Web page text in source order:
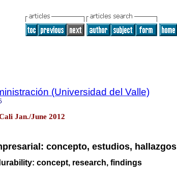
(Universidad del Valle)
Jan./June 2012
concepto, estudios, hallazgos
concept, research, findings